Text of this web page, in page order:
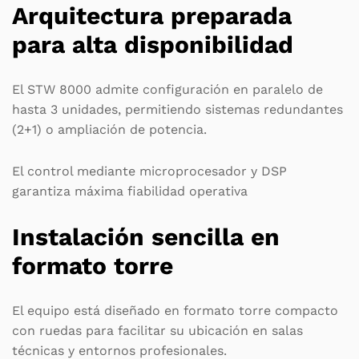
Arquitectura preparada
para alta disponibilidad
El STW 8000 admite configuración en paralelo de
hasta 3 unidades, permitiendo sistemas redundantes
(2+1) o ampliación de potencia.
El control mediante microprocesador y DSP
garantiza máxima fiabilidad operativa
Instalación sencilla en
formato torre
El equipo está diseñado en formato torre compacto
con ruedas para facilitar su ubicación en salas
técnicas y entornos profesionales.